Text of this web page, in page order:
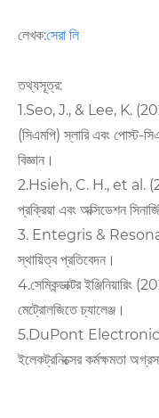
লেখক:সেরা লি
তথ্যসূত্র:
1.Seo, J., & Lee, K.
(সিএমপি) স্লারি এবং পোস্ট-
বিজ্ঞান।
2.Hsieh, C. H., et al.
প্রক্রিয়া এবং অক্সিডেশন
3. Entegris & Resonac
স্থায়িত্ব প্রতিবেদন।
4.সেমিকন্ডাক্টর
মেট্রোলজিতে চ্যালেঞ্জ।
5.DuPont Electronics
ইলেকট্রনিক্সের কর্মক্ষমতা